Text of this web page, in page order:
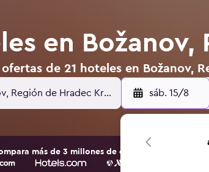
en Božanov,
de 21 hoteles en Božanov,
sáb. 15/8
más de 3 millones de opciones de hoteles y